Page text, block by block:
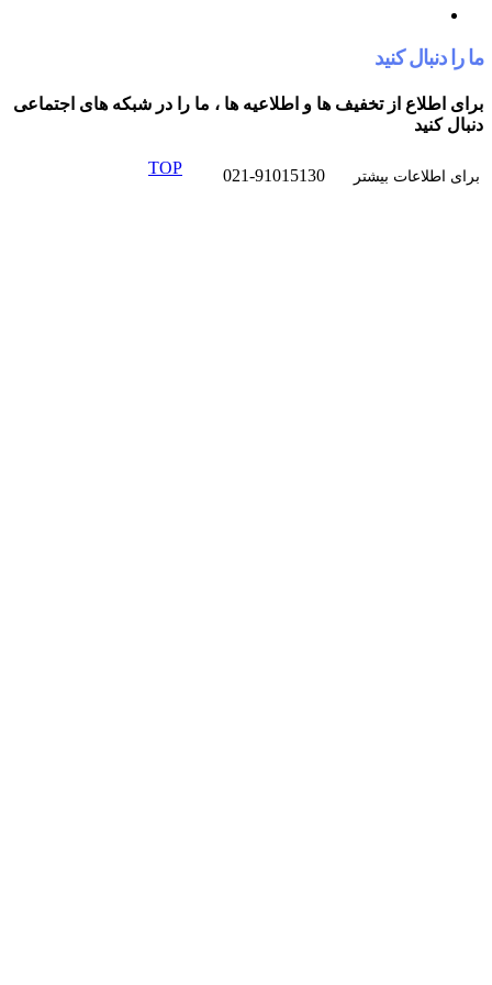
از تخفیف ها و اطلاعیه ها ، ما را در شبکه های اجتماعی
بیشتر 021-91015130
TOP